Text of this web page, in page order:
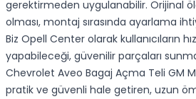
gerektirmeden uygulanabilir. Orijinal
olması, montaj sırasında ayarlama
Biz Opell Center olarak kullanıcıların
yapabileceği, güvenilir parçaları
Chevrolet Aveo Bagaj Açma Teli GM
pratik ve güvenli hale getiren, uzun